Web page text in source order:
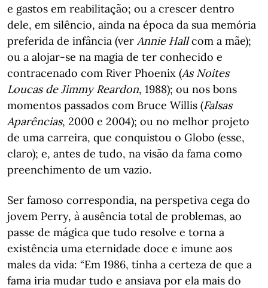
e gastos em reabilitação; ou a crescer dentro
dele, em silêncio, ainda na época da sua memória
preferida de infância (ver Annie Hallcom a mãe);
ou a alojar-se na magia de ter conhecido e
contracenado com River Phoenix (As Noites
Loucas de Jimmy Reardon, 1988); ou nos bons
momentos passados com Bruce Willis (Falsas
Aparências, 2000 e 2004); ou no melhor projeto
de uma carreira, que conquistou o Globo (esse,
claro); e, antes de tudo, na visão da fama como
preenchimento de um vazio.
Ser famoso correspondia, na perspetiva cega do
jovem Perry, à ausência total de problemas, ao
passe de mágica que tudo resolve e torna a
existência uma eternidade doce e imune aos
males da vida: “Em 1986, tinha a certeza de que a
fama iria mudar tudo e ansiava por ela mais do